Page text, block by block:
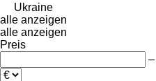
Ukraine
alle anzeigen
alle anzeigen
Preis
–